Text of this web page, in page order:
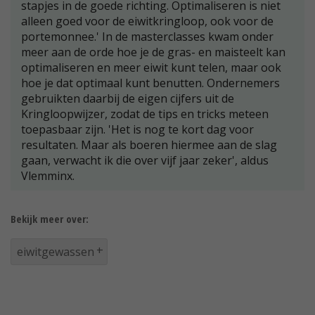
stapjes in de goede richting. Optimaliseren is niet
alleen goed voor de eiwitkringloop, ook voor de
portemonnee.' In de masterclasses kwam onder
meer aan de orde hoe je de gras- en maisteelt kan
optimaliseren en meer eiwit kunt telen, maar ook
hoe je dat optimaal kunt benutten. Ondernemers
gebruikten daarbij de eigen cijfers uit de
Kringloopwijzer, zodat de tips en tricks meteen
toepasbaar zijn. 'Het is nog te kort dag voor
resultaten. Maar als boeren hiermee aan de slag
gaan, verwacht ik die over vijf jaar zeker', aldus
Vlemminx.
Bekijk meer over:
eiwitgewassen